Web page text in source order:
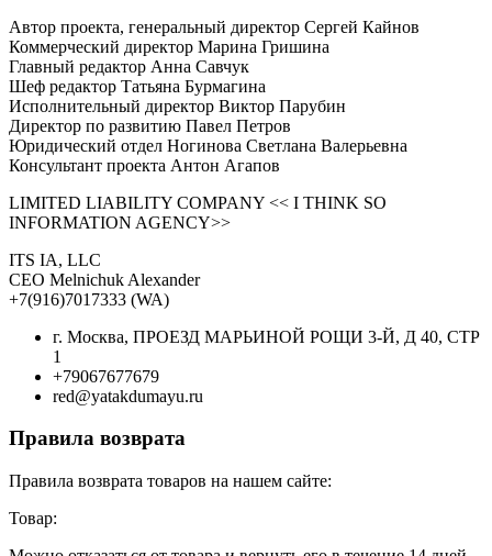
Автор проекта, генеральный директор Сергей Кайнов
Коммерческий директор Марина Гришина
Главный редактор Анна Савчук
Шеф редактор Татьяна Бурмагина
Исполнительный директор Виктор Парубин
Директор по развитию Павел Петров
Юридический отдел Ногинова Светлана Валерьевна
Консультант проекта Антон Агапов
LIMITED LIABILITY COMPANY << I THINK SO
INFORMATION AGENCY>>
ITS IA, LLC
CEO Melnichuk Alexander
+7(916)7017333 (WA)
г. Москва, ПРОЕЗД МАРЬИНОЙ РОЩИ 3-Й, Д 40, СТР
1
+79067677679
red@yatakdumayu.ru
Правила возврата
Правила возврата товаров на нашем сайте:
Товар: